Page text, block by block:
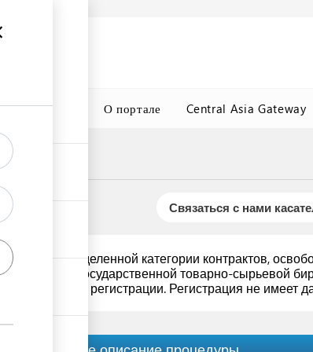
ГТСБТ О портале Central Asia Gateway
Связаться с нами
к определенной категории контрактов,
на Государственной товарно-сырьевой
подлежит регистрации. Регистрация не имеет